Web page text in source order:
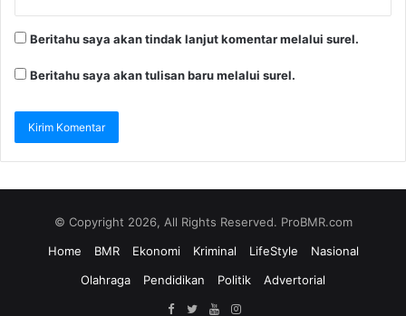
Beritahu saya akan tindak lanjut komentar melalui surel.
Beritahu saya akan tulisan baru melalui surel.
© Copyright 2026, All Rights Reserved. ProBMR.com
Home
BMR Ekonomi Kriminal LifeStyle
Nasional
Olahraga
Pendidikan Politik Advertorial